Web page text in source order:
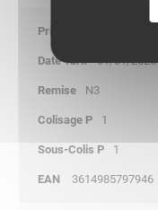
01/01/2026
N3
1
1
3614985797946